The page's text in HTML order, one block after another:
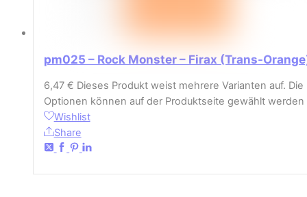
pm025 – Rock Monster – Firax (Trans-
6,47 € Dieses Produkt weist mehrere Varianten auf. Die
Optionen können auf der Produktseite gewählt werden
Wishlist
Share